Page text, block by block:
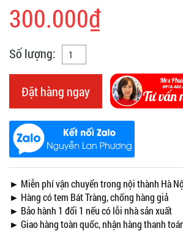
300.000₫
Số lượng:
Đặt hàng ngay
► Miễn phí vận chuyển trong nội thành Hà
► Hàng có tem Bát Tràng, chống hàng giả
► Bảo hành 1 đổi 1 nếu có lỗi nhà sản xuất
► Giao hàng toàn quốc, nhận hàng thanh